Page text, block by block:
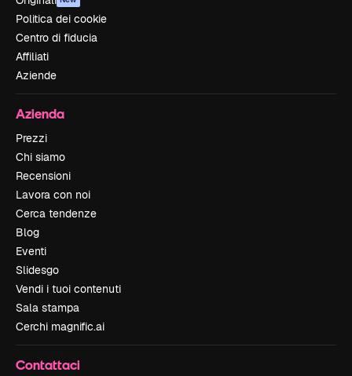
Politica dei cookie
Centro di fiducia
Affiliati
Aziende
Azienda
Prezzi
Chi siamo
Recensioni
Lavora con noi
Cerca tendenze
Blog
Eventi
Slidesgo
Vendi i tuoi contenuti
Sala stampa
Cerchi magnific.ai
Contattaci